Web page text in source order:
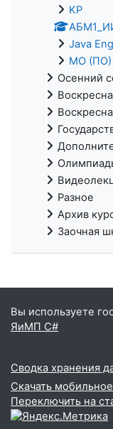
KP
Java Eng
МО (ПО)
Осенний
Разное
Архив
Заочная
Вы используете
ЯиМП C#
Сводка хранения
Скачать
Переключить на